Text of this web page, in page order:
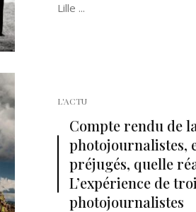
Lille ...
L'ACTU
Compte rendu de
photojournalistes,
préjugés, quelle
L’expérience de
photojournalistes
Né un 2 juillet : André Kertész